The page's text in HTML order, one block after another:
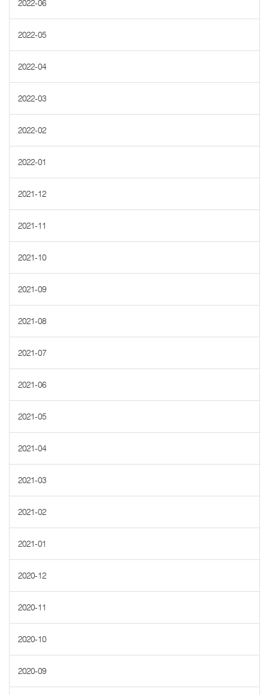
2022-06
2022-05
2022-04
2022-03
2022-02
2022-01
2021-12
2021-11
2021-10
2021-09
2021-08
2021-07
2021-06
2021-05
2021-04
2021-03
2021-02
2021-01
2020-12
2020-11
2020-10
2020-09